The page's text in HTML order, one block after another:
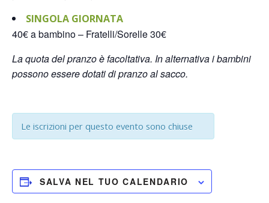
SINGOLA GIORNATA
40€ a bambino – Fratelli/Sorelle 30€
La quota del pranzo è facoltativa. In alternativa i bambini
possono essere dotati di pranzo al sacco.
Le iscrizioni per questo evento sono chiuse
SALVA NEL TUO CALENDARIO